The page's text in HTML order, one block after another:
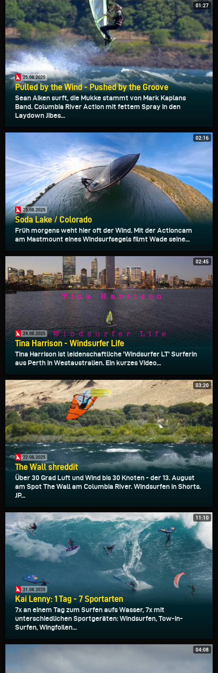
01:27
25.08.2025
Pulled by the Wind - Pushed by the Groove
Sean Aiken surft, die Mukke stammt von Mark Kaplans
Band. Columbia River Action mit fettem Spray in den
Laydown Jibes...
02:16
25.08.2025
Soda Lake / Colorado
Früh morgens weht hier oft der Wind. Mit der Actioncam
am Mastmount eines Windsurfsegels filmt Wade seine...
02:45
24.08.2025
Tina Harrison - Windsurfer Life
Tina Harrison ist leidenschaftliche 'Windsurfer LT' Surferin
aus Perth in Westaustralien. Ein kurzes Video...
03:20
22.08.2025
The Wall shreddit
Über 30 Grad Luft und Wind bis 30 Knoten - der 13. August
am Spot The Wall am Columbia River. Windsurfen in Shorts.
JP...
11:10
21.08.2025
Kai Lenny: 1 Tag - 7 Sportarten
7x an einem Tag zum Surfen aufs Wasser, 7x mit
unterschiedlichen Sportgeräten: Windsurfen, Tow-in-
Surfen, Wingfoilen...
04:08